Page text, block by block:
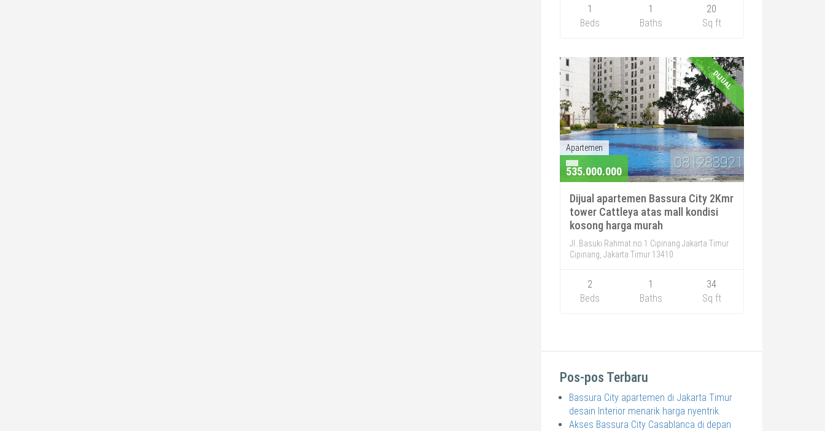
1
Beds
1
Baths
20
Sq ft
DIJUAL
Apartemen
535.000.000
Dijual apartemen Bassura City 2Kmr
tower Cattleya atas mall kondisi
kosong harga murah
Jl. Basuki Rahmat no.1 Cipinang Jakarta Timur
Cipinang, Jakarta Timur 13410
2
Beds
1
Baths
34
Sq ft
Pos-pos Terbaru
Bassura City apartemen di Jakarta Timur
desain Interior menarik harga nyentrik.
Akses Bassura City Casablanca di depan